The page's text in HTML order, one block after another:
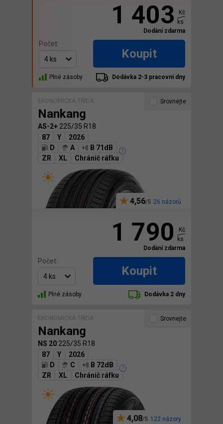
1 403
Kč
ks
Dodání zdarma
Počet:
Koupit
Plné zásoby Dodávka 2-3 pracovní dny
EKONOMICKÁ TŘÍDA
Nankang
AS-2+ 225/35 R18
87
Y
2026
D
A
B 71dB
ZR
XL Chránič ráfku
4,56 26 názorů
Srovnejte
1 790
Kč
ks
Dodání zdarma
Počet:
Koupit
Plné zásoby Dodávka 2 dny
EKONOMICKÁ TŘÍDA
Nankang
NS 20 225/35 R18
87
Y
2026
D
C
B 72dB
ZR
XL Chránič ráfku
4,08 122 názory
Srovnejte